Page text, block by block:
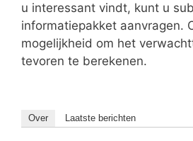
u interessant vindt, kunt u
informatiepakket aanvragen.
mogelijkheid om het
tevoren te berekenen.
Over Laatste berichten